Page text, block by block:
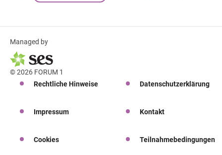
Managed by
© 2026 FORUM 1
Rechtliche Hinweise
Datenschutzerklärung
Impressum Kontakt
Cookies Teilnahmebedingungen